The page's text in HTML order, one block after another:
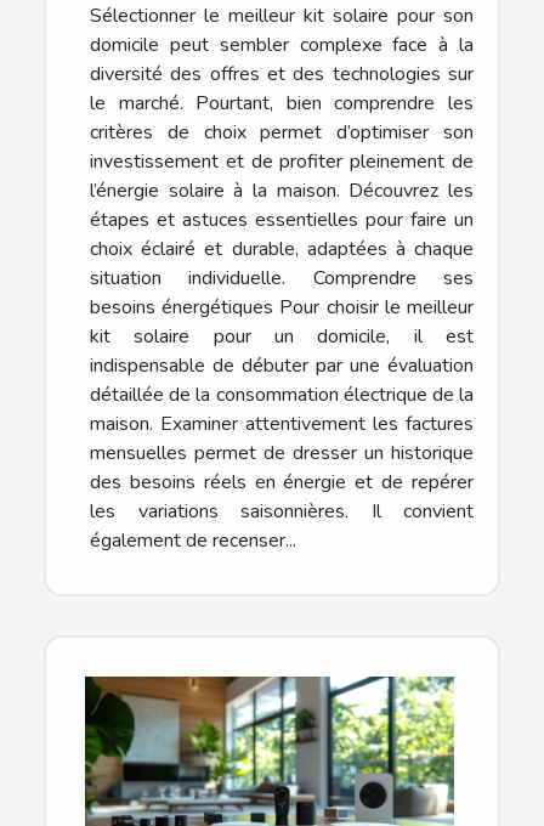
Sélectionner le meilleur kit solaire pour son
domicile peut sembler complexe face à la
diversité des offres et des technologies sur
le marché. Pourtant, bien comprendre les
critères de choix permet d’optimiser son
investissement et de profiter pleinement de
l’énergie solaire à la maison. Découvrez les
étapes et astuces essentielles pour faire un
choix éclairé et durable, adaptées à chaque
situation individuelle. Comprendre ses
besoins énergétiques Pour choisir le meilleur
kit solaire pour un domicile, il est
indispensable de débuter par une évaluation
détaillée de la consommation électrique de la
maison. Examiner attentivement les factures
mensuelles permet de dresser un historique
des besoins réels en énergie et de repérer
les variations saisonnières. Il convient
également de recenser...